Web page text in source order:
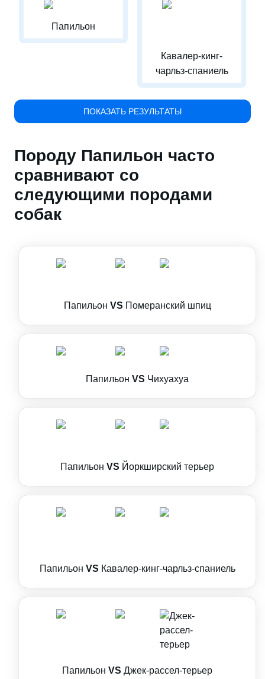
Папильон
Кавалер-кинг-
чарльз-спаниель
ПОКАЗАТЬ РЕЗУЛЬТАТЫ
Породу Папильон часто
сравнивают со
следующими породами
собак
Папильон VS Померанский шпиц
Папильон VS Чихуахуа
Папильон VS Йоркширский терьер
Папильон VS Кавалер-кинг-чарльз-спаниель
Папильон VS Джек-рассел-терьер